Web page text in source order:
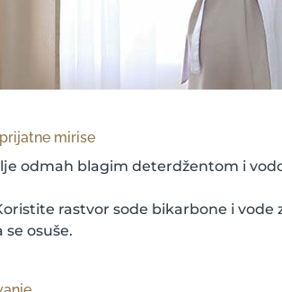
mirise
odmah blagim deterdžentom i
rastvor sode bikarbone i
se osuše.